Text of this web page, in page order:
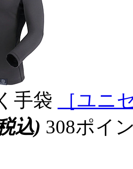
手袋
［ユニ
込) 308ポイ